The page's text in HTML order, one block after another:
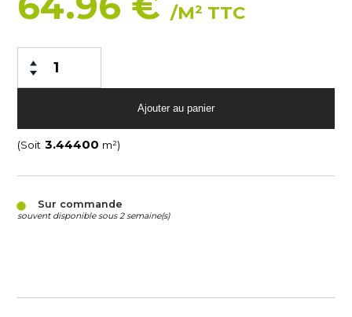
/M² TTC
(Soit m²)
Sur commande
souvent disponible sous 2 semaine(s)